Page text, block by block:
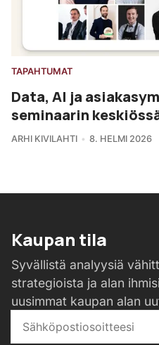
TAPAHTUMAT
Data, AI ja
seminaarin
ARHI KIVILAHTI 8. HELMI 2026
Kaupan tila
Syvällistä analyysiä
strategioista ja alan
uusimmat kaupan alan